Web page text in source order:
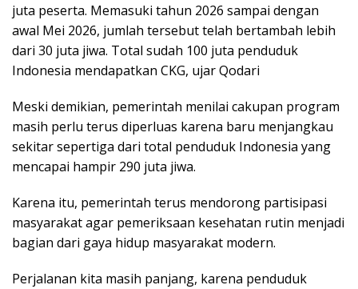
juta peserta. Memasuki tahun 2026 sampai dengan
awal Mei 2026, jumlah tersebut telah bertambah lebih
dari 30 juta jiwa. Total sudah 100 juta penduduk
Indonesia mendapatkan CKG, ujar Qodari
Meski demikian, pemerintah menilai cakupan program
masih perlu terus diperluas karena baru menjangkau
sekitar sepertiga dari total penduduk Indonesia yang
mencapai hampir 290 juta jiwa.
Karena itu, pemerintah terus mendorong partisipasi
masyarakat agar pemeriksaan kesehatan rutin menjadi
bagian dari gaya hidup masyarakat modern.
Perjalanan kita masih panjang, karena penduduk